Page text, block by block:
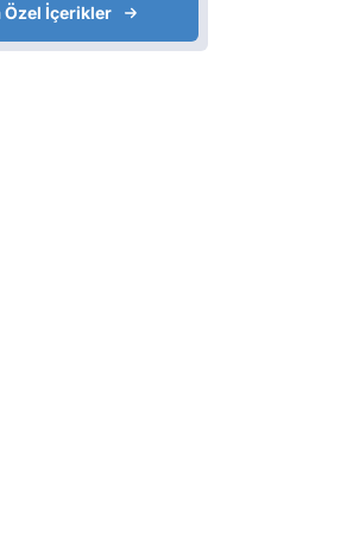
Özel İçerikler